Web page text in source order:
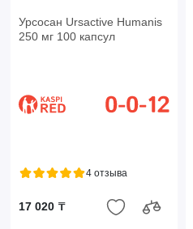
Урсосан Ursactive Humanis
250 мг 100 капсул
4 отзыва
17 020 ₸